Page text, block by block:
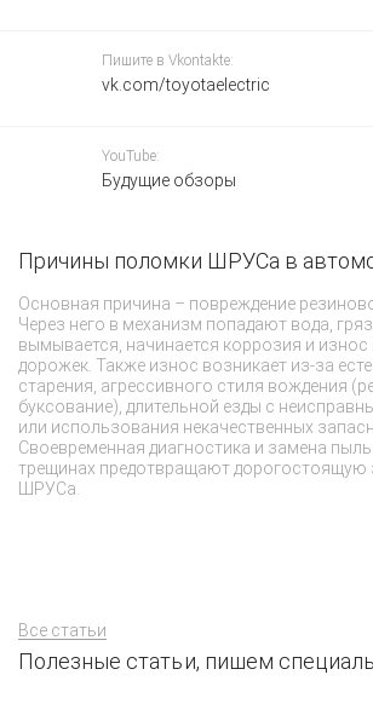
Пишите в Vkontakte:
vk.com/toyotaelectric
YouTube:
Будущие обзоры
Причины поломки ШРУСа в
Основная причина – повреждение
Через него в механизм попадают вода,
вымывается, начинается коррозия и
дорожек. Также износ возникает из-за
старения, агрессивного стиля вождения
буксование), длительной езды с
или использования некачественных
Своевременная диагностика и замена
трещинах предотвращают дорогостоящую
ШРУСа.
Все статьи
Полезные статьи, пишем